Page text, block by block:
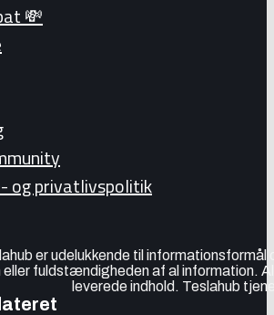
💸
og privatlivspolitik
er udelukkende til
eller fuldstændigheden af al information.
leverede indhold. Teslahub